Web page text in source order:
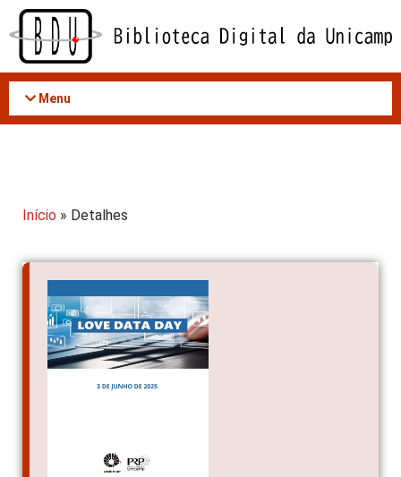
Acessar
conteúdo
Menu
Início » Detalhes